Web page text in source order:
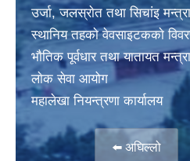
उर्जा, जलस्राेत तथा सिचांइ
स्थानिय तहकाे वेवसाइटककाे
भाैतिक पूर्वधार तथा यातायत
लाेक सेवा आयोग
महालेखा नियन्त्रणा कार्यालय
⬅️ अघिल्लो